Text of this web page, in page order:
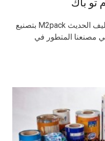
تو باك
تقوم شركة المهندس منسي للتغليف الحديث M2pack بتصنيع
مصنعنا المتطور في